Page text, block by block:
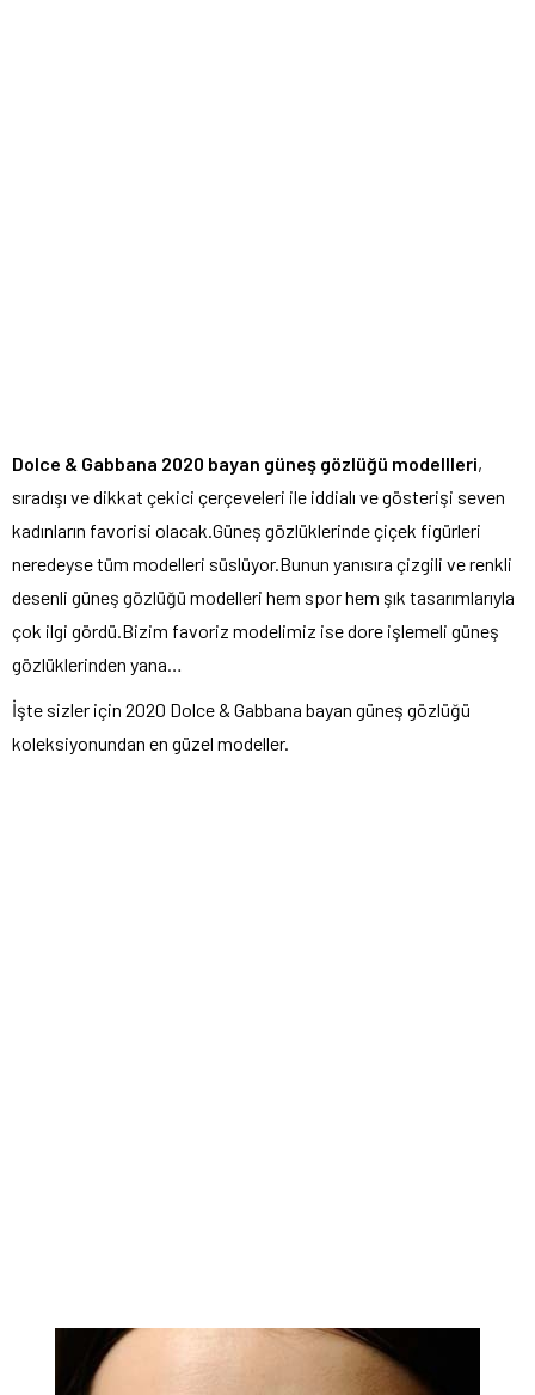
Dolce & Gabbana 2020 bayan güneş gözlüğü modellleri,
sıradışı ve dikkat çekici çerçeveleri ile iddialı ve gösterişi seven
kadınların favorisi olacak.Güneş gözlüklerinde çiçek figürleri
neredeyse tüm modelleri süslüyor.Bunun yanısıra çizgili ve renkli
desenli güneş gözlüğü modelleri hem spor hem şık tasarımlarıyla
çok ilgi gördü.Bizim favoriz modelimiz ise dore işlemeli güneş
gözlüklerinden yana…
İşte sizler için 2020 Dolce & Gabbana bayan güneş gözlüğü
koleksiyonundan en güzel modeller.